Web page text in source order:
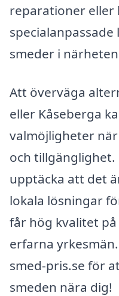
reparationer eller
smeder i
Att överväga
eller Kåseberga
valmöjligheter
och
upptäcka att det
lokala lösningar
får hög kvalitet
erfarna
smed-pris.se för
smeden nära dig!